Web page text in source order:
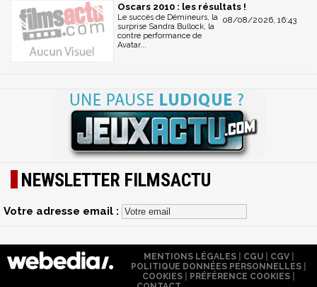
Oscars 2010 : les résultats !
08/08/2026, 16:43
Le succès de Démineurs, la
surprise Sandra Bullock, la
contre performance de
Avatar...
NEWSLETTER FILMSACTU
Votre adresse email :
MENTIONS LÉGALES| CGU| CGV|
POLITIQUE DONNÉES PERSONNELLES
COOKIES
PRÉFÉRENCE COOKIES